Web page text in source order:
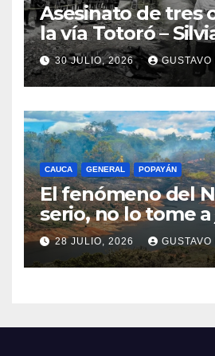
Asesinato de tres
la vía Totoró –
consternación en
30 JULIO, 2026
CAUCA GENERAL POPAYÁN
El fenómeno del
serio, no lo tome
28 JULIO, 2026